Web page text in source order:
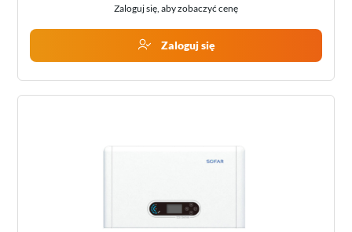
Zaloguj się, aby zobaczyć cenę
Zaloguj się